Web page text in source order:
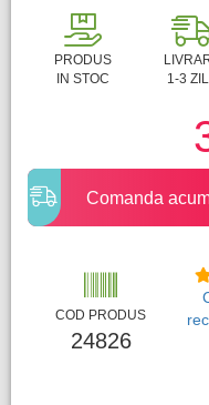
PRODUS
IN STOC
1-3
Comanda
COD PRODUS
24826